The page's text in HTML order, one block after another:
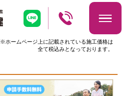
※ホームページ上に記載されている施工価格は
全て税込みとなっております。